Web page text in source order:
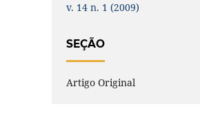
v. 14 n. 1 (2009)
SEÇÃO
Artigo Original